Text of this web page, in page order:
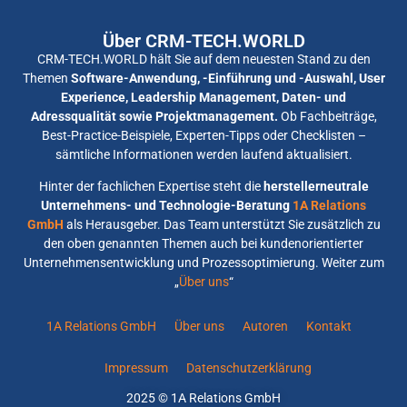
Über CRM-TECH.WORLD
CRM-TECH.WORLD hält Sie auf dem neuesten Stand zu den
Themen Software-Anwendung, -Einführung und -Auswahl, User
Experience, Leadership Management, Daten- und
Adressqualität sowie Projektmanagement. Ob Fachbeiträge,
Best-Practice-Beispiele, Experten-Tipps oder Checklisten –
sämtliche Informationen werden laufend aktualisiert.
Hinter der fachlichen Expertise steht die herstellerneutrale
Unternehmens- und Technologie-Beratung 1A Relations
GmbH als Herausgeber. Das Team unterstützt Sie zusätzlich zu
den oben genannten Themen auch bei kundenorientierter
Unternehmensentwicklung und Prozessoptimierung. Weiter zum
„Über uns“
1A Relations GmbH Über uns Autoren Kontakt
Impressum Datenschutzerklärung
2025 © 1A Relations GmbH